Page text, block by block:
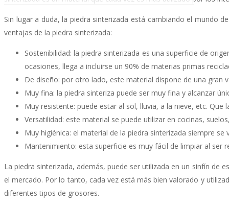
Sin lugar a duda, la piedra sinterizada está cambiando el mundo
ventajas de la piedra sinterizada:
Sostenibilidad: la piedra sinterizada es una superficie de
ocasiones, llega a incluirse un 90% de materias primas
De diseño: por otro lado, este material dispone de una
Muy fina: la piedra sinteriza puede ser muy fina y alcanzar
Muy resistente: puede estar al sol, lluvia, a la nieve, etc.
Versatilidad: este material se puede utilizar en cocinas,
Muy higiénica: el material de la piedra sinterizada siempre
Mantenimiento: esta superficie es muy fácil de limpiar al ser
La piedra sinterizada, además, puede ser utilizada en un sinfín de
el mercado. Por lo tanto, cada vez está más bien valorado y
diferentes tipos de grosores.